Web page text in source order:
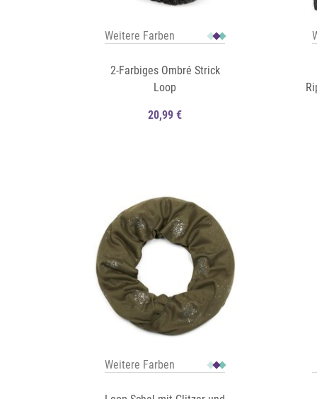
Weitere Farben
2-Farbiges Ombré Strick
Loop
20,99 €
Weitere Farben